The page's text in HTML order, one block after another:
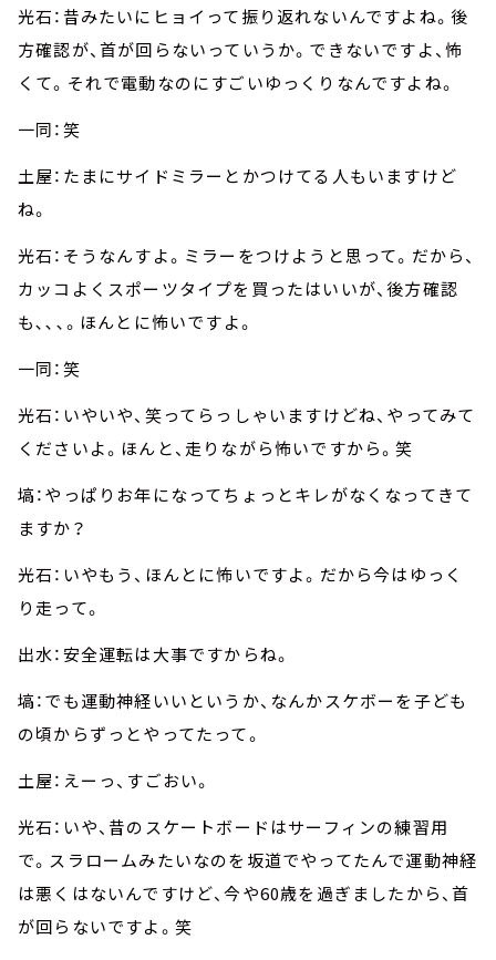
光石：昔みたいにヒョイって振り返れないんですよね。後
方確認が、首が回らないっていうか。できないですよ、怖
くて。それで電動なのにすごいゆっくりなんですよね。
一同：笑
土屋：たまにサイドミラーとかつけてる人もいますけど
ね。
光石：そうなんすよ。ミラーをつけようと思って。だから、
カッコよくスポーツタイプを買ったはいいが、後方確認
も､､､。ほんとに怖いですよ。
一同：笑
光石：いやいや、笑ってらっしゃいますけどね、やってみて
くださいよ。ほんと、走りながら怖いですから。笑
塙：やっぱりお年になってちょっとキレがなくなってきて
ますか？
光石：いやもう、ほんとに怖いですよ。だから今はゆっく
り走って。
出水：安全運転は大事ですからね。
塙：でも運動神経いいというか、なんかスケボーを子ども
の頃からずっとやってたって。
土屋：えーっ、すごおい。
光石：いや、昔のスケートボードはサーフィンの練習用
で。スラロームみたいなのを坂道でやってたんで運動神経
は悪くはないんですけど、今や60歳を過ぎましたから、首
が回らないですよ。笑